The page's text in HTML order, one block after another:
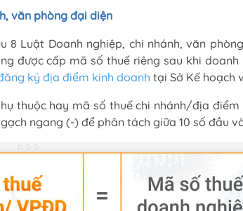
văn phòng đại diện
8 Luật Doanh nghiệp, chi nhánh, văn
được cấp mã số thuế riêng sau khi
ký địa điểm kinh doanh tại Sở Kế hoạch
thuộc hay mã số thuế chi nhánh/địa
ngang (-) để phân tách giữa 10 số đầu